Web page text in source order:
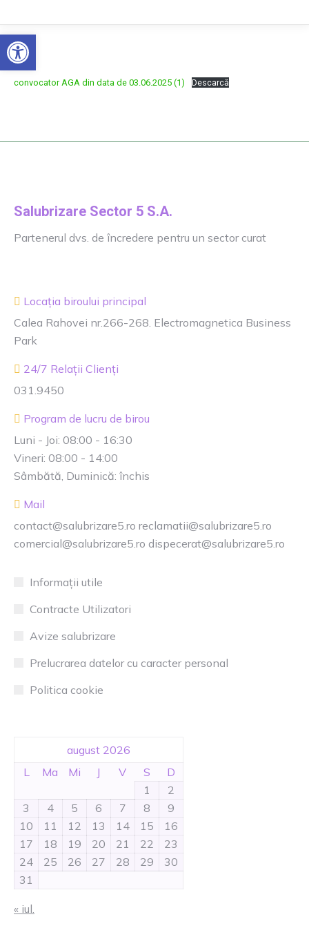
convocator AGA din data de 03.06.2025 (1) Descarcă
Salubrizare Sector 5 S.A.
Partenerul dvs. de încredere pentru un sector curat
Locația biroului principal
Calea Rahovei nr.266-268. Electromagnetica Business
Park
24/7 Relații Clienți
031.9450
Program de lucru de birou
Luni - Joi: 08:00 - 16:30
Vineri: 08:00 - 14:00
Sâmbătă, Duminică: închis
Mail
contact@salubrizare5.ro reclamatii@salubrizare5.ro
comercial@salubrizare5.ro dispecerat@salubrizare5.ro
Informații utile
Contracte Utilizatori
Avize salubrizare
Prelucrarea datelor cu caracter personal
Politica cookie
august 2026
L
Ma Mi J V S
D
1
2
3
4 5 6 7 8
9
10
11 12 13 14 15
16
17
18 19 20 21 22
23
24
25 26 27 28 29
30
31
« iul.
Deschide bara de unelte